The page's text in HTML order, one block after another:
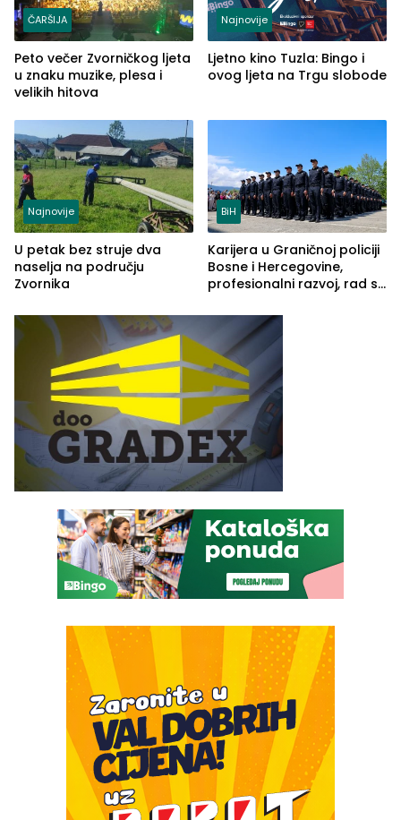
ČARŠIJA
Peto večer Zvorničkog ljeta
u znaku muzike, plesa i
velikih hitova
Najnovije
Ljetno kino Tuzla: Bingo i
ovog ljeta na Trgu slobode
Najnovije
U petak bez struje dva
naselja na području
Zvornika
BiH
Karijera u Graničnoj policiji
Bosne i Hercegovine,
profesionalni razvoj, rad sa
služba građanima